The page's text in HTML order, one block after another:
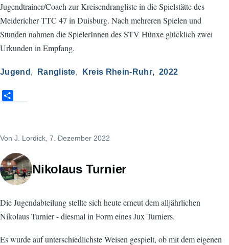
Jugendtrainer/Coach zur Kreisendrangliste in die Spielstätte des
Meidericher TTC 47 in Duisburg. Nach mehreren Spielen und
Stunden nahmen die SpielerInnen des STV Hünxe glücklich zwei
Urkunden in Empfang.
Jugend Rangliste Kreis Rhein-Ruhr 2022
e
Von J. Lordick , 7. Dezember 2022
Nikolaus Turnier
Die Jugendabteilung stellte sich heute erneut dem alljährlichen
Nikolaus Turnier - diesmal in Form eines Jux Turniers.
Es wurde auf unterschiedlichste Weisen gespielt, ob mit dem eigenen